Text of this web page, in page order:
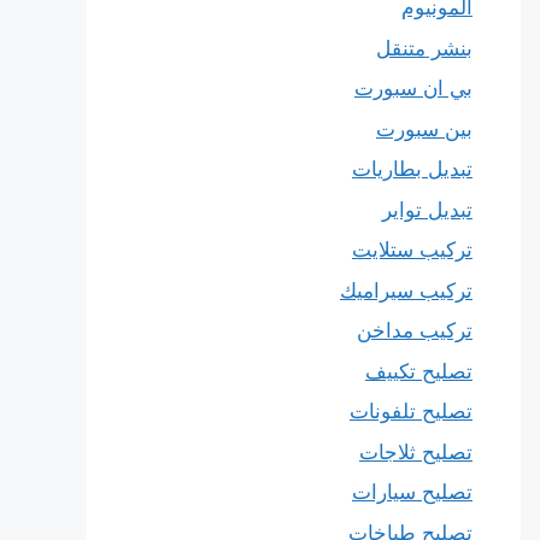
المونيوم
بنشر متنقل
بي ان سبورت
بين سبورت
تبديل بطاريات
تبديل تواير
تركيب ستلايت
تركيب سيراميك
تركيب مداخن
تصليح تكييف
تصليح تلفونات
تصليح ثلاجات
تصليح سيارات
تصليح طباخات